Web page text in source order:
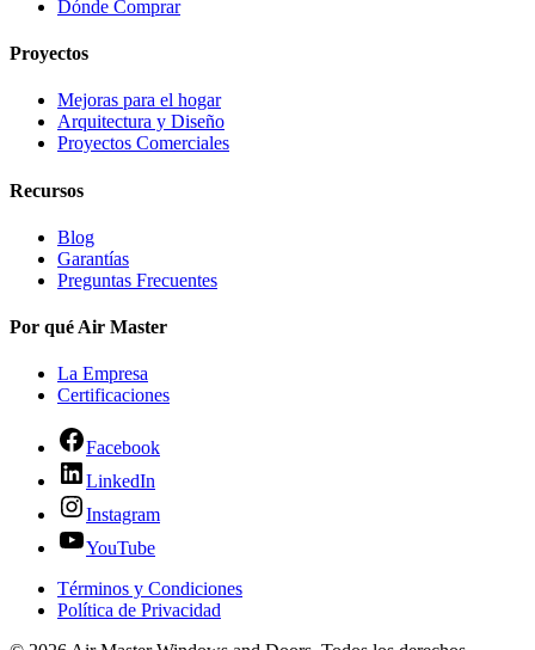
Dónde Comprar
Proyectos
Mejoras para el hogar
Arquitectura y Diseño
Proyectos Comerciales
Recursos
Blog
Garantías
Preguntas Frecuentes
Por qué Air Master
La Empresa
Certificaciones
Facebook
LinkedIn
Instagram
YouTube
Términos y Condiciones
Política de Privacidad